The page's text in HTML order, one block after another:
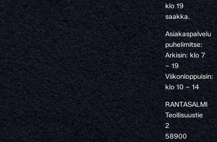
klo 19
saakka.
Asiakaspalvelu
puhelimitse:
Arkisin: klo 7
– 19
Viikonloppuisin:
klo 10 – 14
RANTASALMI
Teollisuustie
2
58900